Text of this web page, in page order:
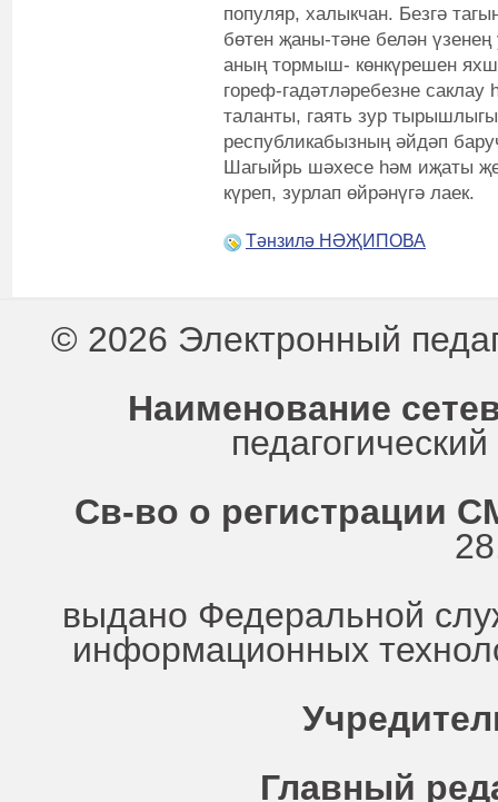
популяр, халыкчан. Безгә
бөтен җаны-тәне белән
аның тормыш- көнкүрешен
гореф-гадәтләребезне
таланты, гаять зур
республикабызның әйдәп
Шагыйрь шәхесе һәм иҗаты
күреп, зурлап өйрәнүгә лаек.
Тәнзилә НӘҖИПОВА
© 2026 Электронный
Наименование
Св-во о регистрации
выдано Федеральной
информационных
Главный